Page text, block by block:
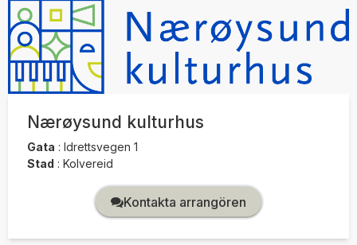
Nærøysund kulturhus
Gata : Idrettsvegen 1
Stad : Kolvereid
Kontakta arrangören